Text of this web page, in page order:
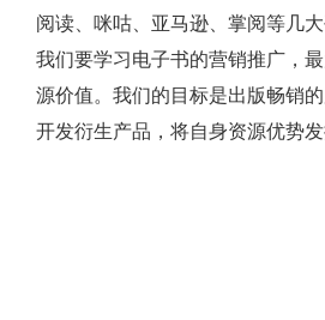
阅读、咪咕、亚马逊、掌阅等几
我们要学习电子书的营销推广，
源价值。我们的目标是出版畅销
开发衍生产品，将自身资源优势发